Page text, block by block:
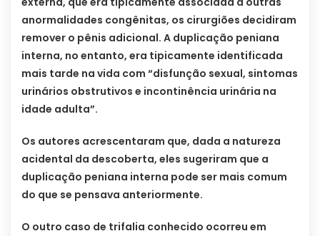
anormalidades congênitas, os cirurgiões decidiram
remover o pênis adicional. A duplicação peniana
interna, no entanto, era tipicamente identificada
mais tarde na vida com “disfunção sexual, sintomas
urinários obstrutivos e incontinência urinária na
idade adulta”.
Os autores acrescentaram que, dada a natureza
acidental da descoberta, eles sugeriram que a
duplicação peniana interna pode ser mais comum
do que se pensava anteriormente.
O outro caso de trifalia conhecido ocorreu em